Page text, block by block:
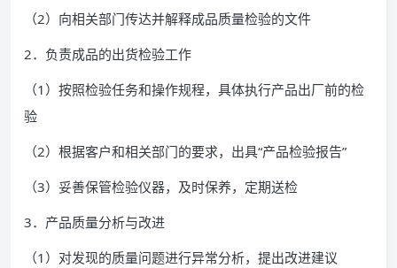
（2）向相关部门传达并解释成品质量检验的文件
2．负责成品的出货检验工作
（1）按照检验任务和操作规程，具体执行产品出厂前的检
验
（2）根据客户和相关部门的要求，出具“产品检验报告”
（3）妥善保管检验仪器，及时保养，定期送检
3．产品质量分析与改进
（1）对发现的质量问题进行异常分析，提出改进建议